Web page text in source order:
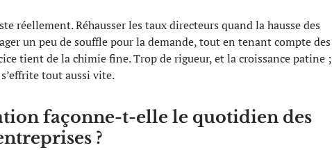
réellement. Réhausser les taux directeurs quand la hausse des
un peu de souffle pour la demande, tout en tenant compte des
tient de la chimie fine. Trop de rigueur, et la croissance patine ;
tout aussi vite.
façonne-t-elle le quotidien des
?